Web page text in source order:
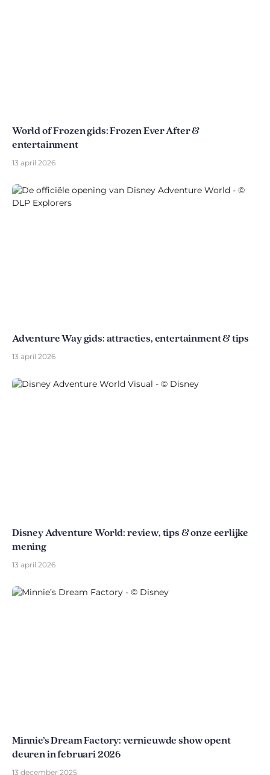
World of Frozen gids: Frozen Ever After &
entertainment
13 april 2026
Adventure Way gids: attracties, entertainment & tips
13 april 2026
Disney Adventure World: review, tips & onze eerlijke
mening
13 april 2026
Minnie’s Dream Factory: vernieuwde show opent
deuren in februari 2026
13 december 2025